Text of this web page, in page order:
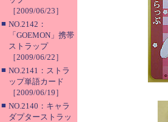
［2009/06/23］
■ NO.2142：
「GOEMON」携帯
ストラップ
［2009/06/22］
■ NO.2141：ストラ
ップ単語カード
［2009/06/19］
■ NO.2140：キャラ
ダプターストラッ